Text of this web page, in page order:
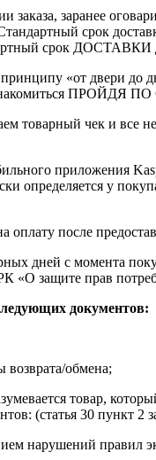
заранее
срок
срок ДОСТАВКИ
«от двери до
ПРОЙДЯ
товарный чек и все
приложения
определяется у
после
дней с момента
«О защите прав
документов:
возврата/обмена;
товар,
(статья 30 пункт 2
нарушений правил